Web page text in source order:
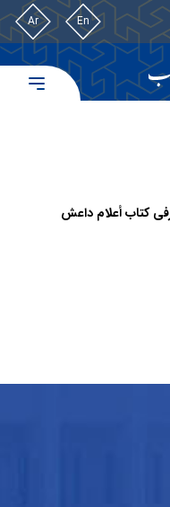
En
Ar
کتاب أعلام داعش